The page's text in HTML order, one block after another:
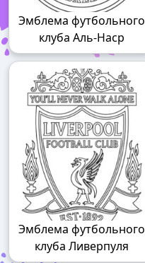
Эмблема футбольного
клуба Аль-Наср
Эмблема футбольного
клуба Ливерпуля